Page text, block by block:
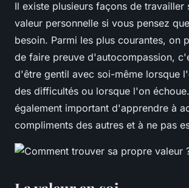
Il existe plusieurs façons de travailler
valeur personnelle si vous pensez
besoin. Parmi les plus courantes, on
de faire preuve d'autocompassion,
d'être gentil avec soi-même lorsque
des difficultés ou lorsque l'on
également important d'apprendre à
compliments des autres et à ne pas